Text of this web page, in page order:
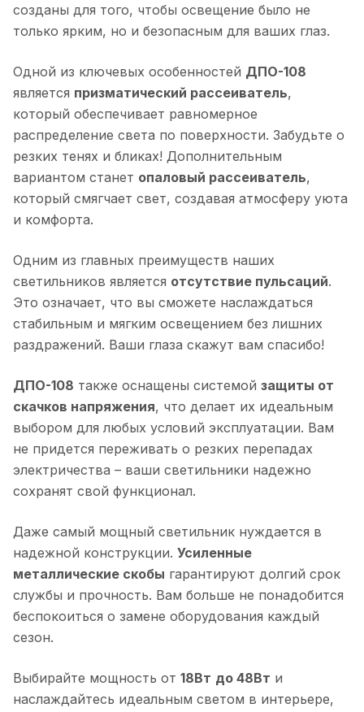
созданы для того, чтобы освещение было не
только ярким, но и безопасным для ваших глаз.
Одной из ключевых особенностей ДПО-108
является призматический рассеиватель,
который обеспечивает равномерное
распределение света по поверхности. Забудьте о
резких тенях и бликах! Дополнительным
вариантом станет опаловый рассеиватель,
который смягчает свет, создавая атмосферу уюта
и комфорта.
Одним из главных преимуществ наших
светильников является отсутствие пульсаций.
Это означает, что вы сможете наслаждаться
стабильным и мягким освещением без лишних
раздражений. Ваши глаза скажут вам спасибо!
ДПО-108 также оснащены системой защиты от
скачков напряжения, что делает их идеальным
выбором для любых условий эксплуатации. Вам
не придется переживать о резких перепадах
электричества – ваши светильники надежно
сохранят свой функционал.
Даже самый мощный светильник нуждается в
надежной конструкции. Усиленные
металлические скобы гарантируют долгий срок
службы и прочность. Вам больше не понадобится
беспокоиться о замене оборудования каждый
сезон.
Выбирайте мощность от 18Вт до 48Вт и
наслаждайтесь идеальным светом в интерьере,